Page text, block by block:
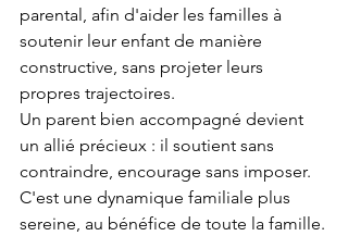
parental, afin d'aider les familles à
soutenir leur enfant de manière
constructive, sans projeter leurs
propres trajectoires.
Un parent bien accompagné devient
un allié précieux : il soutient sans
contraindre, encourage sans imposer.
C'est une dynamique familiale plus
sereine, au bénéfice de toute la famille.